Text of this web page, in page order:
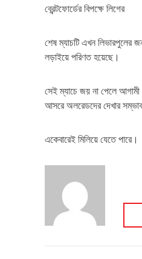
ব্রেন্টফোর্ডের বিপক্ষে লিগের
শেষ ম্যাচটি এখন লিভারপুলের
লড়াইয়ে পরিণত হয়েছে।
সেই ম্যাচে জয় না পেলে
আসরে অলরেডদের দেখার
একেবারেই মিলিয়ে যেতে পারে।